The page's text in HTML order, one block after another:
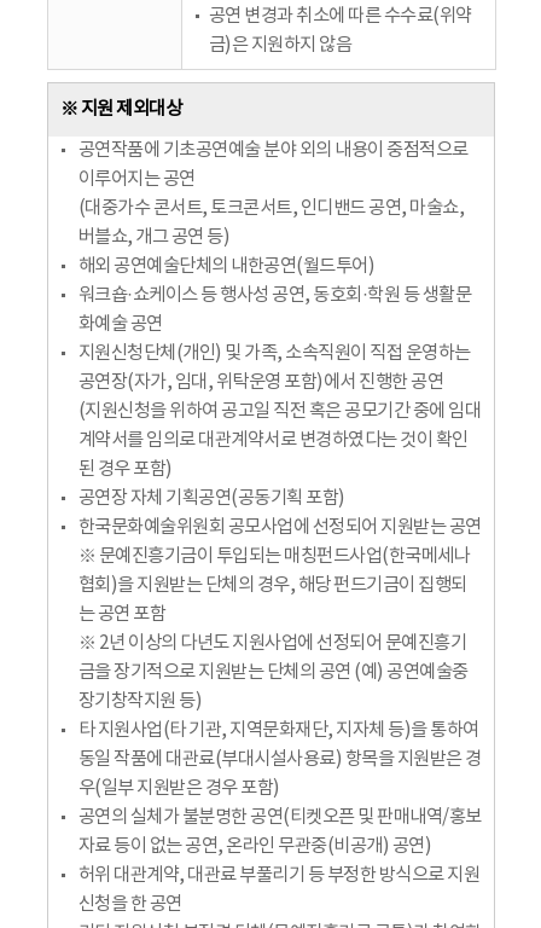
공연 변경과 취소에 따른 수수료(위약
금)은 지원하지 않음
※ 지원 제외대상
공연작품에 기초공연예술 분야 외의 내용이 중점적으로
이루어지는 공연
(대중가수 콘서트, 토크콘서트, 인디밴드 공연, 마술쇼,
버블쇼, 개그 공연 등)
해외 공연예술단체의 내한공연(월드투어)
워크숍·쇼케이스 등 행사성 공연, 동호회·학원 등 생활문
화예술 공연
지원신청단체(개인) 및 가족, 소속직원이 직접 운영하는
공연장(자가, 임대, 위탁운영 포함)에서 진행한 공연
(지원신청을 위하여 공고일 직전 혹은 공모기간 중에 임대
계약서를 임의로 대관계약서로 변경하였다는 것이 확인
된 경우 포함)
공연장 자체 기획공연(공동기획 포함)
한국문화예술위원회 공모사업에 선정되어 지원받는 공연
※ 문예진흥기금이 투입되는 매칭펀드사업(한국메세나
협회)을 지원받는 단체의 경우, 해당 펀드기금이 집행되
는 공연 포함
※ 2년 이상의 다년도 지원사업에 선정되어 문예진흥기
금을 장기적으로 지원받는 단체의 공연 (예) 공연예술중
장기창작지원 등)
타 지원사업(타 기관, 지역문화재단, 지자체 등)을 통하여
동일 작품에 대관료(부대시설사용료) 항목을 지원받은 경
우(일부 지원받은 경우 포함)
공연의 실체가 불분명한 공연(티켓오픈 및 판매내역/홍보
자료 등이 없는 공연, 온라인 무관중(비공개) 공연)
허위 대관계약, 대관료 부풀리기 등 부정한 방식으로 지원
신청을 한 공연